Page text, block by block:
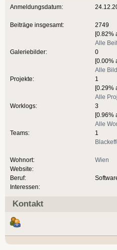
Anmeldungsdatum:
Beiträge insgesamt:
Galeriebilder:
Projekte:
Worklogs:
Teams:
Wohnort:
Website:
Beruf:
Interessen:
2749
[0.82%
Alle
0
[0.00%
Alle
1
[0.29%
Alle
3
[0.96%
Alle
1
Wien
Kontakt